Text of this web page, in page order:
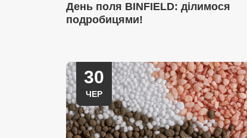
День поля BINFIELD: ділимося
подробицями!
30
ЧЕР